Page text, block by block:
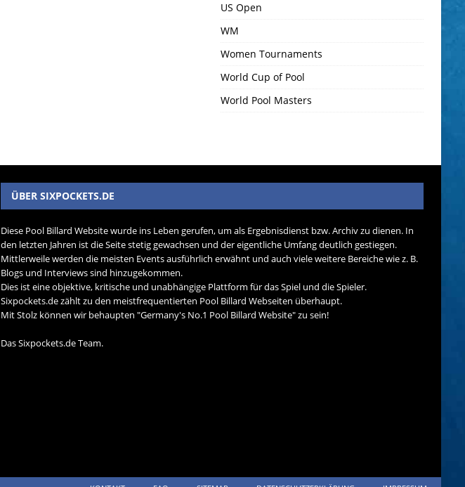
US Open
WM
Women Tournaments
World Cup of Pool
World Pool Masters
ÜBER SIXPOCKETS.DE
Diese Pool Billard Website wurde ins Leben gerufen, um als Ergebnisdienst bzw. Archiv zu dienen. In
den letzten Jahren ist die Seite stetig gewachsen und der eigentliche Umfang deutlich gestiegen.
Mittlerweile werden die meisten Events ausführlich erwähnt und auch viele weitere Bereiche wie z. B.
Blogs und Interviews sind hinzugekommen.
Dies ist eine objektive, kritische und unabhängige Plattform für das Spiel und die Spieler.
Sixpockets.de zählt zu den meistfrequentierten Pool Billard Webseiten überhaupt.
Mit Stolz können wir behaupten "Germany's No.1 Pool Billard Website" zu sein!
Das Sixpockets.de Team.